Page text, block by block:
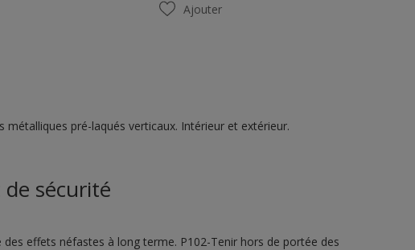
Ajouter
pré-laqués verticaux. Intérieur et extérieur.
sécurité
effets néfastes à long terme. P102-Tenir hors de portée des